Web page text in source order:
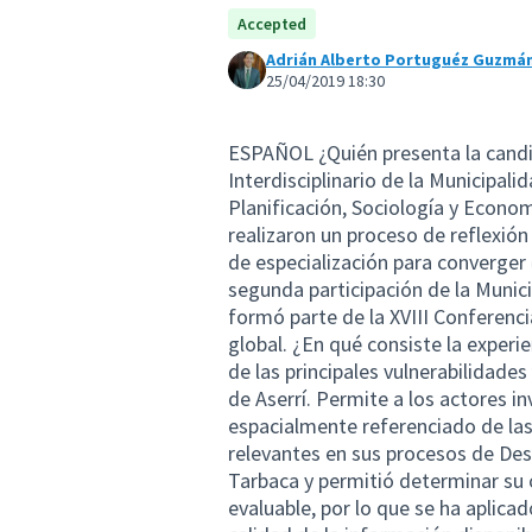
Accepted
Adrián Alberto Portuguéz
25/04/2019 18:30
ESPAÑOL ¿Quién presenta la candidatura? Es presentada por un Equipo Técnico Interdisciplinario de la Municipalidad de Aserrí, integrado por profesionales en Geografía, Planificación, Sociología y Economía del Desarrollo. Los co-creadores de la candidatura realizaron un proceso de reflexión metodológica y teórica desde sus respectivos ámbitos de especialización para converger en esta experiencia participativa, que constituye la segunda participación de la Municipalidad de Aserrí en el certamen de OIDP, ya que se formó parte de la XVIII Conferencia Anual, como una de las 20 propuestas finalistas a nivel global. ¿En qué consiste la experiencia? Es una estrategia institucional para la indagatoria de las principales vulnerabilidades y resiliencias de los territorios que conforman el cantón de Aserrí. Permite a los actores involucrados contar con un diagnóstico específico y geo-espacialmente referenciado de las problemáticas y potencialidades que consideran más relevantes en sus procesos de Desarrollo Local. El Plan Piloto fue realizado en el distrito Tarbaca y permitió determinar su carácter transferible, replicable, comparable, factible y evaluable, por lo que se ha aplicado en otros territorios del cantón, para fortalecer la calidad de la información disponible en la Municipalidad de Aserrí y por ende la mejora continua de las gestiones estratégicas del Gobierno Local. El abordaje metodológico y teórico es de creación propia, a partir de una reflexión conceptual que busca trascender el binomio tradicional sociedad-fenómeno natural que ha predominando en la literatura existente (Méndez, 2016; Pontijas Calderón, 2017). En ese sentido, hemos definido las Vulnerabilidades Territoriales como el acervo de problemáticas sociales, económicas, culturales, ambientales o productivas que han sido identificadas por la población del territorio como relevantes de atender en el marco de espacios participativos de consulta democrática y las Resiliencias Territoriales como el acervo de capacidades sociales, económicas, culturales, ambientales o productivas que han sido identificadas por la población como potencialidades en los procesos de desarrollo del territorio, en el marco de espacios participativos de consulta democrática. Sus principales productos (Informe Final y Mapa de Reconocimiento) son herramientas de trabajo, también, para las organizaciones existentes en el territorio. En ese sentido, la experiencia Mapeos Socio-Espaciales de Vulnerabilidades y Resiliencias Territoriales (+VRET) procura comprender integralmente las problemáticas y potencialidades que los habitantes de determinados territorios identifican como significativos, a partir de espacios participativos de consulta ciudadana. ¿Por qué es innovadora? El diseño y ejecución de talleres participativos de diagnóstico y/o de formulación de presupuestos participativos municipales no constituye, en sí mismo, un ejercicio de experiencias innovadoras. No obstante, esta experiencia ha procurado establecer un abordaje interdisciplinario que se sustenta en los siguientes valores agregados: contempla un acervo conceptual propio, propone un diseño metodológico que aprovecha herramientas geo-espaciales para el proceso de ubicación y representación de procesos que ocurren en espacios y tiempos determinados y crea un Mapa de Reconocimiento de Vulnerabilidades y Resiliencias Territoriales. Todo lo anterior, en el contexto de una realidad institucional y territorial que ha carecido de herramienta innovadora para mejorar la calidad de la información disponible y la mejora continua de las gestiones estratégicas del Gobierno Local. ENGLISH 1) Who’s presenting the candidacy? It is presented by an Interdisciplinary Technical Team of the Municipality of Aserrí, Costa Rica, integrated by professionals in Geography, Planning, Sociology and Development Economics. The co-creators of the application carried out a process of methodological and theoretical designing from their respective fields of specialization to converge in this participatory experience, which